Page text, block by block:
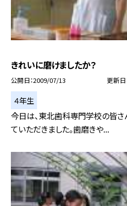
きれいに磨けましたか？
公開日 2009/07/13 更新日
４年生
今日は、東北歯科専門学校の皆さ
ていただきました。歯磨きや...